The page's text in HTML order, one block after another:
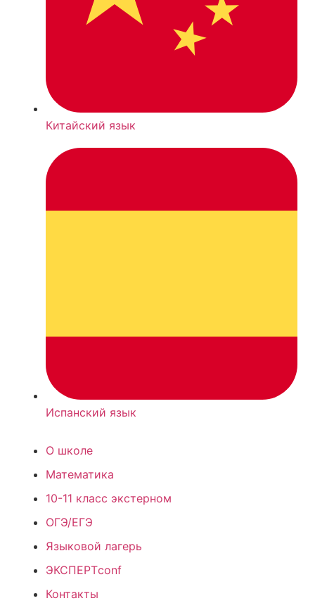
Китайский язык
Испанский язык
О школе
Математика
10-11 класс экстерном
ОГЭ/ЕГЭ
Языковой лагерь
ЭКСПЕРТconf
Контакты